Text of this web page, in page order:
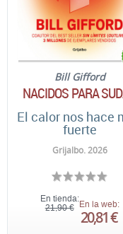
Bill Gifford
NACIDOS PARA
El calor nos hace
fuerte
Grijalbo. 2026
En tienda:
21,90 € En la web:
20,81 €